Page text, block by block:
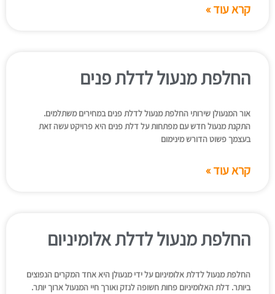
קרא עוד »
החלפת מנעול לדלת פנים
אור המנעולן שירותי החלפת מנעול לדלת פנים במחירים משתלמים.
התקנת מנעול חדש עם מפתחות על דלת פנים היא פרויקט עשה זאת
בעצמך פשוט הדורש מינימום
קרא עוד »
החלפת מנעול לדלת אלומיניום
החלפת מנעול לדלת אלומיניום על ידי מנעולן היא אחד המקרים הנפוצים
ביותר. דלת האלומיניום פחות חשופה לנזק ואורך חיי המנעול ארוך יותר.